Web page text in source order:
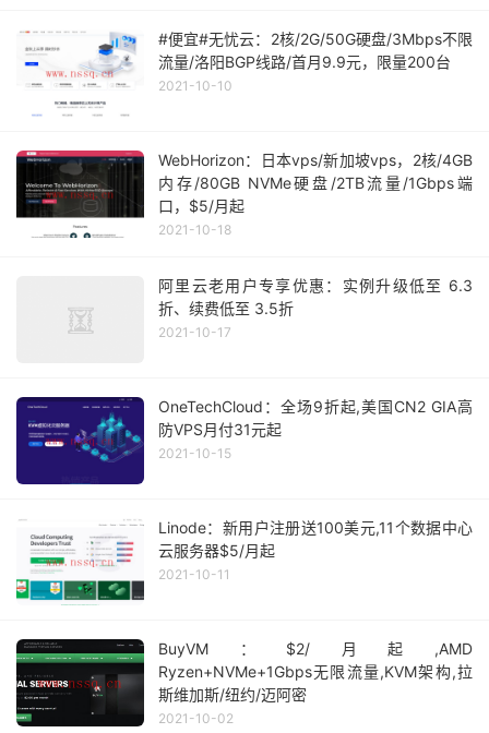
#便宜#无忧云：2核/2G/50G硬盘/3Mbps不限
流量/洛阳BGP线路/首月9.9元，限量200台
2021-10-10
WebHorizon：日本vps/新加坡vps，2核/4GB
内存/80GB NVMe硬盘/2TB流量/1Gbps端
口，$5/月起
2021-10-18
阿里云老用户专享优惠：实例升级低至 6.3
折、续费低至 3.5折
2021-10-17
OneTechCloud：全场9折起,美国CN2 GIA高
防VPS月付31元起
2021-10-15
Linode：新用户注册送100美元,11个数据中心
云服务器$5/月起
2021-10-11
BuyVM：$2/月起,AMD
Ryzen+NVMe+1Gbps无限流量,KVM架构,拉
斯维加斯/纽约/迈阿密
2021-10-02